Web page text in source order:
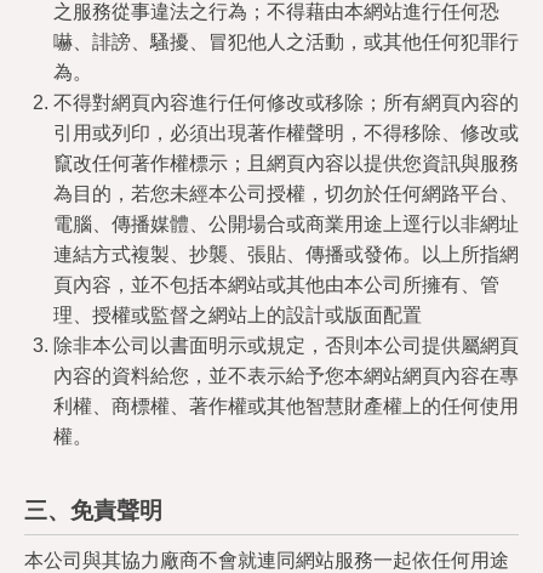
之服務從事違法之行為；不得藉由本網站進行任何恐
嚇、誹謗、騷擾、冒犯他人之活動，或其他任何犯罪行
為。
不得對網頁內容進行任何修改或移除；所有網頁內容的
引用或列印，必須出現著作權聲明，不得移除、修改或
竄改任何著作權標示；且網頁內容以提供您資訊與服務
為目的，若您未經本公司授權，切勿於任何網路平台、
電腦、傳播媒體、公開場合或商業用途上逕行以非網址
連結方式複製、抄襲、張貼、傳播或發佈。以上所指網
頁內容，並不包括本網站或其他由本公司所擁有、管
理、授權或監督之網站上的設計或版面配置
除非本公司以書面明示或規定，否則本公司提供屬網頁
內容的資料給您，並不表示給予您本網站網頁內容在專
利權、商標權、著作權或其他智慧財產權上的任何使用
權。
三、免責聲明
本公司與其協力廠商不會就連同網站服務一起依任何用途